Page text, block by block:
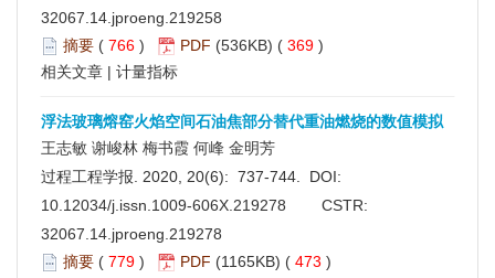
32067.14.jproeng.219258
摘要 ( 766 ) PDF (536KB) ( 369 )
相关文章 | 计量指标
浮法玻璃熔窑火焰空间石油焦部分替代重油燃烧的数值模拟
王志敏 谢峻林 梅书霞 何峰 金明芳
过程工程学报. 2020, 20(6): 737-744. DOI:
10.12034/j.issn.1009-606X.219278
CSTR:
32067.14.jproeng.219278
摘要 ( 779 ) PDF (1165KB) ( 473 )